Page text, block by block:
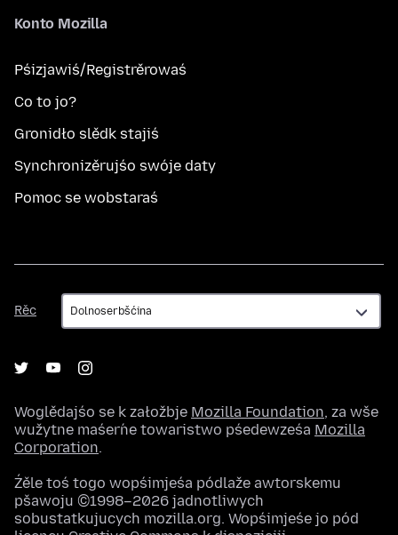
Konto Mozilla
Pśizjawiś/Registrěrowaś
Co to jo?
Gronidło slědk stajiś
Synchronizěrujśo swóje daty
Pomoc se wobstaraś
Rěc
Rěc
Woglědajśo se k załožbje Mozilla Foundation, za wše
wužytne maśeŕne towaristwo pśedewześa Mozilla
Corporation.
Źěle toś togo wopśimjeśa pódlaže awtorskemu
pšawoju ©1998–2026 jadnotliwych
sobustatkujucych mozilla.org. Wopśimjeśe jo pód